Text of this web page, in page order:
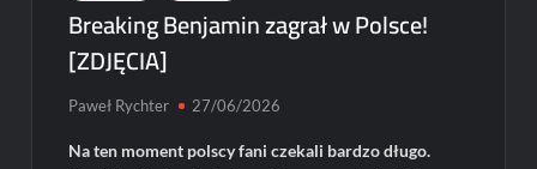
Breaking Benjamin zagrał w Polsce!
[ZDJĘCIA]
Paweł Rychter 27/06/2026
Na ten moment polscy fani czekali bardzo długo.